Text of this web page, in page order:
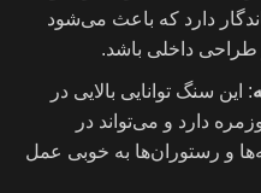
دارد که باعث می‌شود
طراحی داخلی باشد.
: این سنگ توانایی بالایی در
دارد و می‌تواند در
و رستوران‌ها به خوبی عمل